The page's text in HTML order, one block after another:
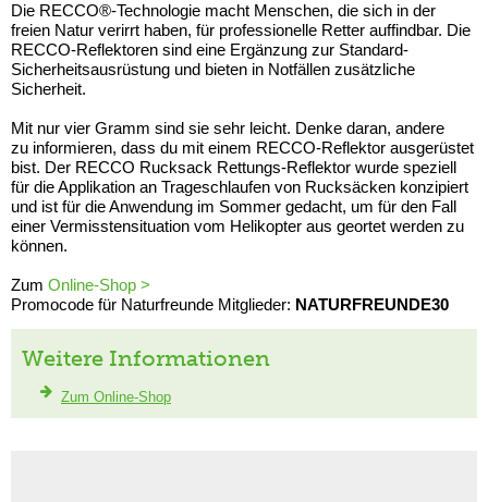
Die RECCO®-Technologie macht Menschen, die sich in der
freien Natur verirrt haben, für professionelle Retter auffindbar. Die
RECCO-Reflektoren sind eine Ergänzung zur Standard-
Sicherheitsausrüstung und bieten in Notfällen zusätzliche
Sicherheit.
Mit nur vier Gramm sind sie sehr leicht. Denke daran, andere
zu informieren, dass du mit einem RECCO-Reflektor ausgerüstet
bist. Der RECCO Rucksack Rettungs-Reflektor wurde speziell
für die Applikation an Trageschlaufen von Rucksäcken konzipiert
und ist für die Anwendung im Sommer gedacht, um für den Fall
einer Vermisstensituation vom Helikopter aus geortet werden zu
können.
Zum Online-Shop >
Promocode für Naturfreunde Mitglieder: NATURFREUNDE30
Weitere Informationen
Zum Online-Shop